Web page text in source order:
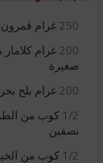
250 غرام قمرون مطهو و مقشر
200 غرام
صغيرة
200 غرام بلح بحر، مطهي ومقشر
1/2 كوب من
نصفين
1/2 كوب من الخيار المفروم